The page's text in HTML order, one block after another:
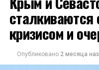
кризисом и
Опубликовано 2 месяца